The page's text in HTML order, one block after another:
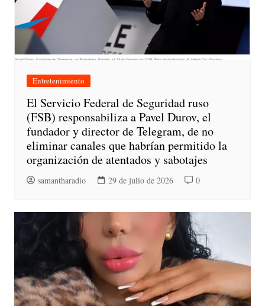
Entretenimiento
El Servicio Federal de Seguridad ruso
(FSB) responsabiliza a Pavel Durov, el
fundador y director de Telegram, de no
eliminar canales que habrían permitido la
organización de atentados y sabotajes
samantharadio 29 de julio de 2026 0